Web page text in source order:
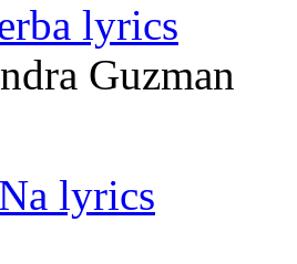
lyrics
Guzman
lyrics